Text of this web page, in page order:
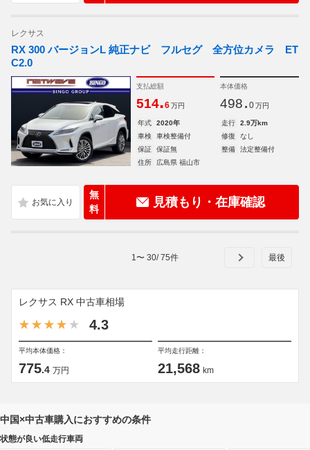
レクサス
RX 300 バージョンL 純正ナビ フルセグ 全方位カメラ ET
C2.0
支払総額
514.6 万円
本体価格
498. 0 万円
年式 2020年 走行
2.9万km
車検
車検整備付 修復
なし
保証
保証無 整備
法定整備付
住所
広島県 福山市
無
料
見積もり・在庫確認
1 〜 30/75件
レクサス RX 中古車相場
4.3
平均本体価格：
775.4 万円
平均走行距離：
21,568 km
中国×中古車購入におすすめの条件
状態が良い低走行車両